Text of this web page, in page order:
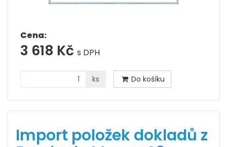
Cena:
3 618 Kč s DPH
ks Do košíku
Import položek dokladů z